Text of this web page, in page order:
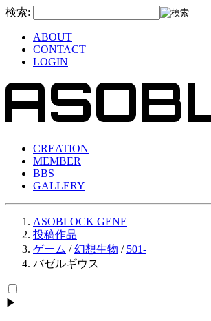
検索:
ABOUT
CONTACT
LOGIN
CREATION
MEMBER
BBS
GALLERY
ASOBLOCK GENE
投稿作品
ゲーム /幻想生物 / 501-
バゼルギウス
▶